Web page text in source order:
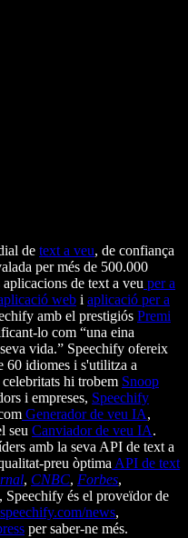
de text a veu, de confiança
per més de 500.000
aplicacions de text a veu per a
web i aplicació per a
amb el prestigiós Premi
lo com “una eina
vida.” Speechify ofereix
60 idiomes i s'utilitza a
hi trobem Snoop
i empreses, Speechify
Generador de veu IA,
seu Canviador de veu IA.
amb la seva API de text a
preu òptima API de text
, CNBC, Forbes,
Speechify és el proveïdor de
speechify.com/news,
per saber-ne més.